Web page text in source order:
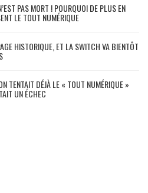
PAS MORT ! POURQUOI DE PLUS EN
LE TOUT NUMÉRIQUE
HISTORIQUE, ET LA SWITCH VA BIENTÔT
TENTAIT DÉJÀ LE « TOUT NUMÉRIQUE »
UN ÉCHEC